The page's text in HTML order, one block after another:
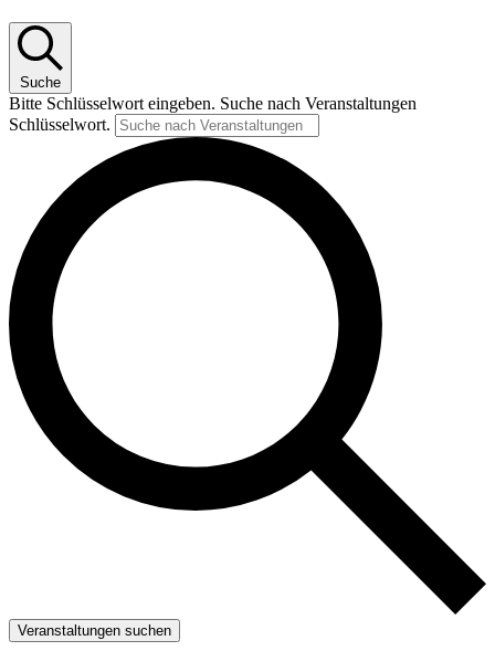
Suche
Bitte Schlüsselwort eingeben. Suche nach Veranstaltungen
Schlüsselwort.
Veranstaltungen suchen